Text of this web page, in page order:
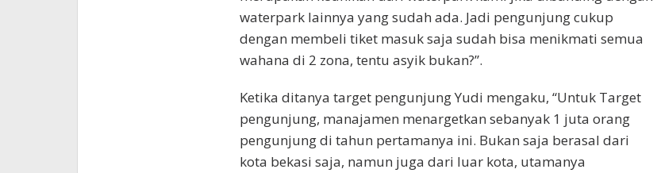
waterpark lainnya yang sudah ada. Jadi pengunjung cukup
dengan membeli tiket masuk saja sudah bisa menikmati semua
wahana di 2 zona, tentu asyik bukan?”.
Ketika ditanya target pengunjung Yudi mengaku, “Untuk Target
pengunjung, manajamen menargetkan sebanyak 1 juta orang
pengunjung di tahun pertamanya ini. Bukan saja berasal dari
kota bekasi saja, namun juga dari luar kota, utamanya